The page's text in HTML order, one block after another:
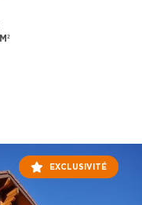
EXCLUSIVITÉ